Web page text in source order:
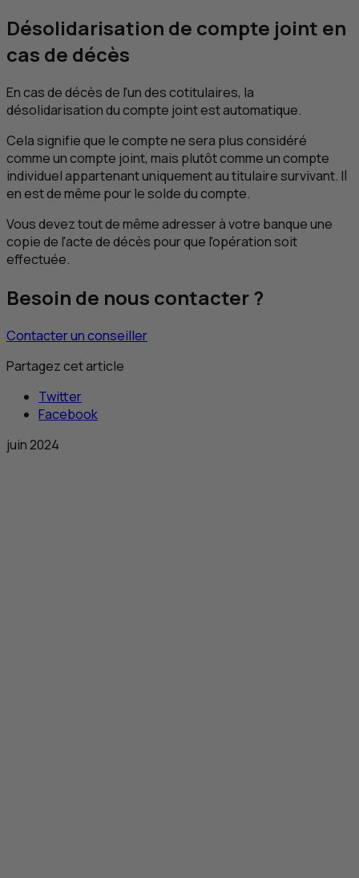
Désolidarisation de compte joint en
cas de décès
En cas de décès de l'un des cotitulaires, la
désolidarisation du compte joint est automatique.
Cela signifie que le compte ne sera plus considéré
comme un compte joint, mais plutôt comme un compte
individuel appartenant uniquement au titulaire survivant. Il
en est de même pour le solde du compte.
Vous devez tout de même adresser à votre banque une
copie de l'acte de décès pour que l'opération soit
effectuée.
Besoin de nous contacter ?
Contacter un conseiller
Partagez cet article
Twitter
Facebook
juin 2024